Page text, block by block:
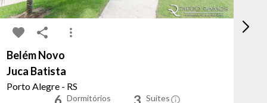
Belém Novo
Juca Batista
Porto Alegre - RS
Dormitórios Suítes